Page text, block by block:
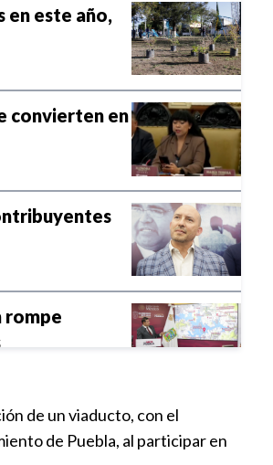
en este año,
convierten en
rompe
de un viaducto, con el
de Puebla, al participar en